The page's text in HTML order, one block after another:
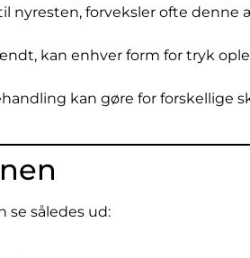
nyresten, forveksler ofte
kan enhver form for tryk
kan gøre for forskellige
se således ud: